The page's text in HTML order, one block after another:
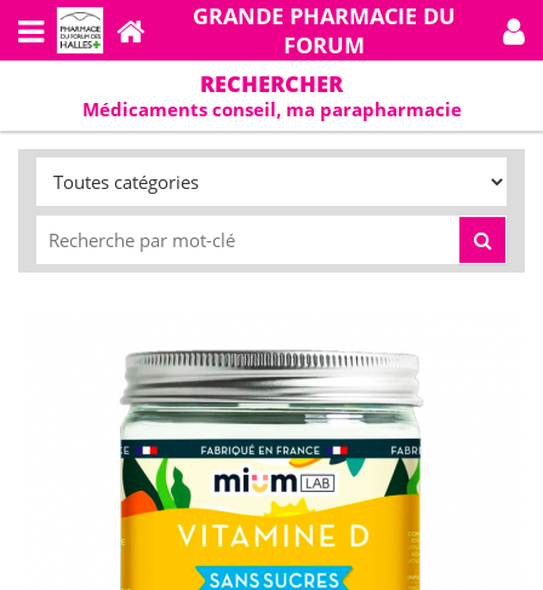
GRANDE PHARMACIE DU
FORUM
RECHERCHER
Médicaments conseil, ma parapharmacie